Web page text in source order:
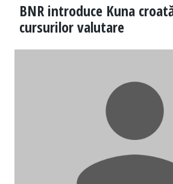
BNR introduce Kuna
cursurilor valutare